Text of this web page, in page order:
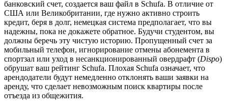
банковский счет, создается ваш файл в Schufa. В отличие от
США или Великобритании, где нужно активно строить
кредит, беря в долг, немецкая система предполагает, что вы
надежны, пока не докажете обратное. Будучи студентом, вы
должны беречь эту чистую историю. Пропущенный счет за
мобильный телефон, игнорирование отмены абонемента в
спортзал или уход в несанкционированный овердрафт (Dispo)
обрушат ваш рейтинг Schufa. Плохая Schufa означает, что
арендодатели будут немедленно отклонять ваши заявки на
аренду, что сделает невозможным поиск квартиры после
отъезда из общежития.